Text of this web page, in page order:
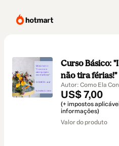
Curso Básico:
não tira férias!"
Autor: Como Ela
US$ 7,00
(+ impostos
informações)
Valor do produto